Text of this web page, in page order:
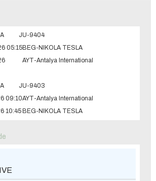
JU-9404
05:15BEG-NIKOLA TESLA
AYT-Antalya International
JU-9403
09:10AYT-Antalya International
10:45BEG-NIKOLA TESLA